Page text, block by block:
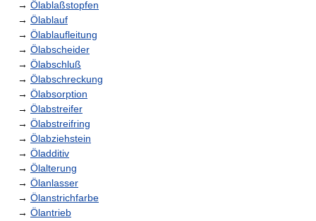
→ Ölablaßstopfen
→ Ölablauf
→ Ölablaufleitung
→ Ölabscheider
→ Ölabschluß
→ Ölabschreckung
→ Ölabsorption
→ Ölabstreifer
→ Ölabstreifring
→ Ölabziehstein
→ Öladditiv
→ Ölalterung
→ Ölanlasser
→ Ölanstrichfarbe
→ Ölantrieb